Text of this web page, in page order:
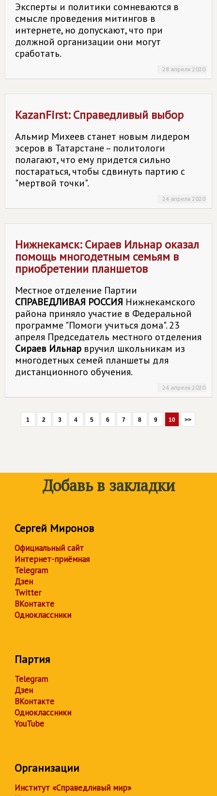
Эксперты и политики сомневаются в
смысле проведения митингов в
интернете, но допускают, что при
должной организации они могут
сработать.
28 апреля 2020
KazanFirst: Справедливый выбор
Альмир Михеев станет новым лидером
эсеров в Татарстане – политологи
полагают, что ему придется сильно
постараться, чтобы сдвинуть партию с
"мертвой точки".
24 апреля 2020
Нижнекамск: Сираев Ильнар оказал
помощь многодетным семьям в
приобретении планшетов
Местное отделение Партии
СПРАВЕДЛИВАЯ РОССИЯ Нижнекамского
района приняло участие в Федеральной
программе "Помоги учиться дома". 23
апреля Председатель местного отделения
Сираев Ильнар вручил школьникам из
многодетных семей планшеты для
дистанционного обучения.
24 апреля 2020
1 2 3 4 5 6 7 8 9 10 >>
Добавь в закладки
Сергей Миронов
Официальный сайт
Интернет-приёмная
Telegram
Дзен
Twitter
ВКонтакте
Одноклассники
Партия
Telegram
Дзен
ВКонтакте
Одноклассники
YouTube
Организации
Институт «Справедливый мир»